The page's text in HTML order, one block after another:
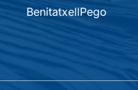
BenitatxellPego